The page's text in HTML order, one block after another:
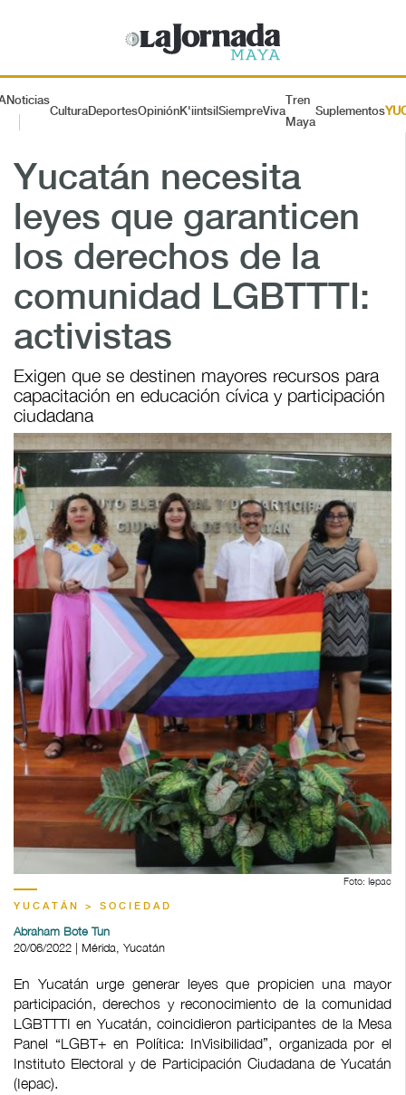
Noticias
CulturaDeportesOpiniónK'iintsil SiempreViva
Tren
Maya
Suplementos
Yucatán necesita
leyes que garanticen
los derechos de la
comunidad LGBTTTI:
activistas
Exigen que se destinen mayores recursos para
capacitación en educación cívica y participación
ciudadana
Foto: Iepac
YUCATÁN > SOCIEDAD
Abraham Bote Tun
20/06/2022 | Mérida, Yucatán
En Yucatán urge generar leyes que propicien una mayor
participación, derechos y reconocimiento de la comunidad
LGBTTTI en Yucatán, coincidieron participantes de la Mesa
Panel “LGBT+ en Política: InVisibilidad”, organizada por el
Instituto Electoral y de Participación Ciudadana de Yucatán
(Iepac).